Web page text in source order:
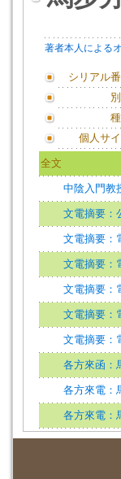
著者本人による
シリアル番
個人サイ
全文
中陰入門教
文電摘要：
文電摘要：
文電摘要：
文電摘要：
文電摘要：
文電摘要：
各方來函：
各方來電：
各方來電：